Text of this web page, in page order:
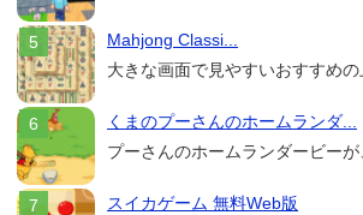
Mahjong Classi...
大きな画面で見やすいおすすめの
くまのプーさんのホームランダ...
プーさんのホームランダービーが
スイカゲーム 無料Web版